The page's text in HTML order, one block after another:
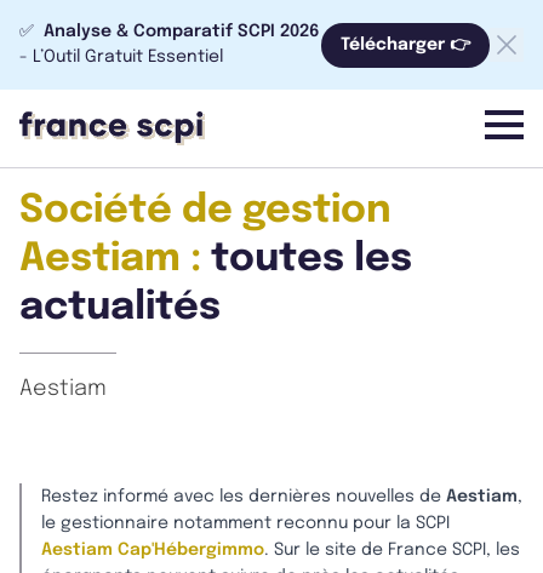
✅ Analyse & Comparatif SCPI 2026
- L’Outil Gratuit Essentiel
Télécharger 👉
menu
Société de gestion
Aestiam : toutes les
actualités
Aestiam
Restez informé avec les dernières nouvelles de Aestiam,
le gestionnaire notamment reconnu pour la SCPI
Aestiam Cap'Hébergimmo. Sur le site de France SCPI, les